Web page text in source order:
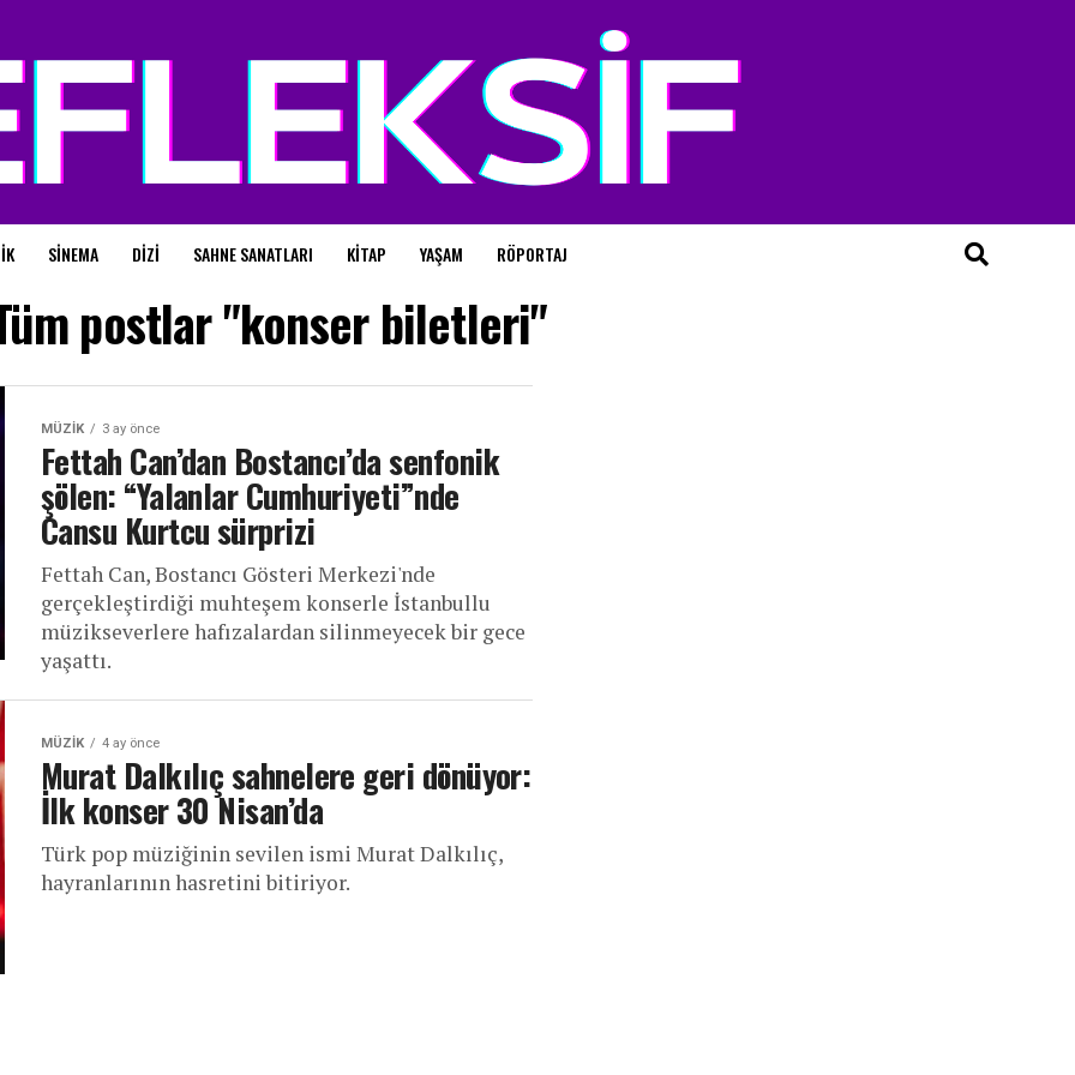
SINEMA DIZI SAHNE SANATLARI KITAP YAŞAM RÖPORTAJ
postlar "konser biletleri"
MÜZIK 3 ay önce
Fettah Can’dan Bostancı’da senfonik
şölen: “Yalanlar Cumhuriyeti”nde
Cansu Kurtcu sürprizi
Fettah Can, Bostancı Gösteri Merkezi'nde
gerçekleştirdiği muhteşem konserle İstanbullu
müzikseverlere hafızalardan silinmeyecek bir gece
yaşattı.
MÜZIK 4 ay önce
Murat Dalkılıç sahnelere geri dönüyor:
İlk konser 30 Nisan’da
Türk pop müziğinin sevilen ismi Murat Dalkılıç,
hayranlarının hasretini bitiriyor.